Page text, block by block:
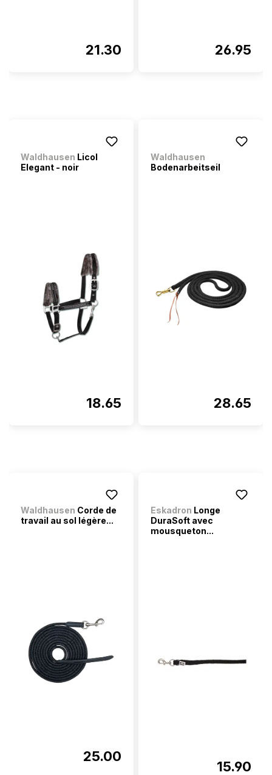
21.30 26.95
Waldhausen Licol
Elegant - noir
18.65
Waldhausen
Bodenarbeitseil
28.65
Waldhausen Corde de
travail au sol légère...
25.00
Eskadron Longe
DuraSoft avec
mousqueton...
15.90